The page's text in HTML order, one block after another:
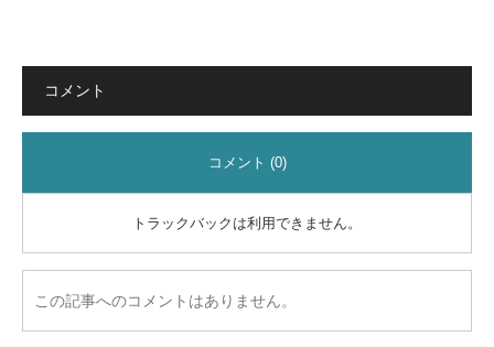
コメント
コメント (0)
トラックバックは利用できません。
この記事へのコメントはありません。